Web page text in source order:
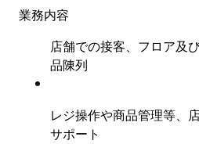
業務内容
店舗での接客、フロア及
品陳列
レジ操作や商品管理等、
サポート